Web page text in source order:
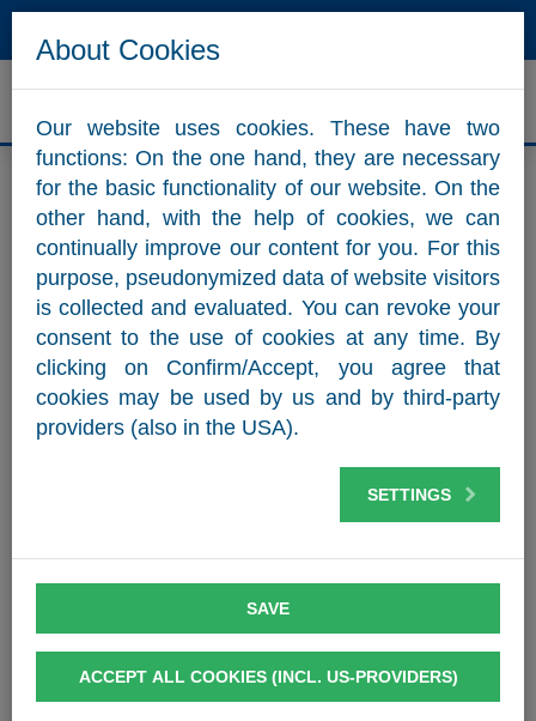
Salinen România S.R.L.
Salinen România S.R.L.
Str. Prof. Dr. Ioan Cantacuzino nr. 9, sector 1
RO-011437 Bucureşti
Tel.: +40 735 856581
office@salinen.ro
About Cookies
Our website uses cookies. These have two
functions: On the one hand, they are necessary
for the basic functionality of our website. On the
other hand, with the help of cookies, we can
continually improve our content for you. For this
purpose, pseudonymized data of website visitors
is collected and evaluated. You can revoke your
consent to the use of cookies at any time. By
clicking on Confirm/Accept, you agree that
cookies may be used by us and by third-party
providers (also in the USA).
SETTINGS
SAVE
ACCEPT ALL COOKIES (INCL. US-PROVIDERS)